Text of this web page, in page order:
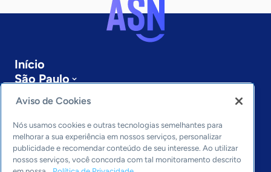
Início
São Paulo
Sobre a ASN
Últimas notícias
Entre em contato
Editorias
Economia & Política
Aviso de Cookies
Nós usamos cookies e outras tecnologias semelhantes para
melhorar a sua experiência em nossos serviços, personalizar
publicidade e recomendar conteúdo de seu interesse. Ao utilizar
nossos serviços, você concorda com tal monitoramento descrito